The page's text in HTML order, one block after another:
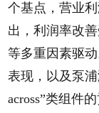
个基点，营业
出，利润率改
等多重因素驱
表现，以及泵
across”类组件